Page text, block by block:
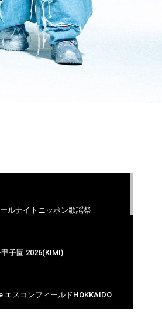
ルナイトニッポン歌謡祭
子園 2026(KIMI)
エスコンフィールドHOKKAIDO